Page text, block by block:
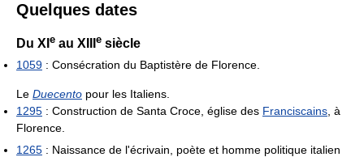
Quelques dates
Du XI e au XIII e siècle
1059 : Consécration du Baptistère de Florence.
Le Duecento pour les Italiens.
1295 : Construction de Santa Croce, église des Franciscains , à
Florence.
1265 : Naissance de l'écrivain, poète et homme politique italien